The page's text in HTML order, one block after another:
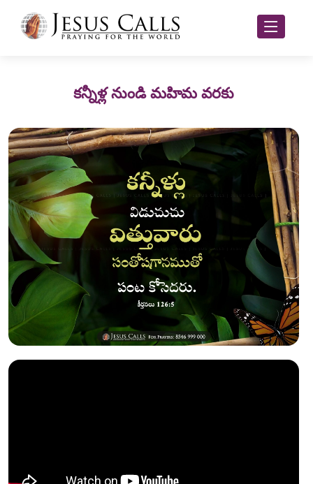
కన్నీళ్ల నుండి మహిమ వరకు